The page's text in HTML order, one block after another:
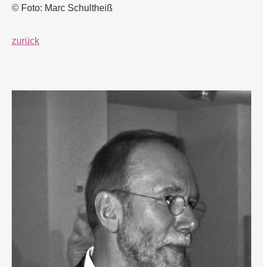
© Foto: Marc Schultheiß
zurück